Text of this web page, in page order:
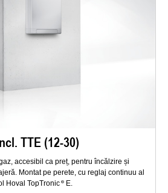
TTE (12-30)
accesibil ca preț, pentru încălzire și
Montat pe perete, cu reglaj continuu al
Hoval TopTronic
E.